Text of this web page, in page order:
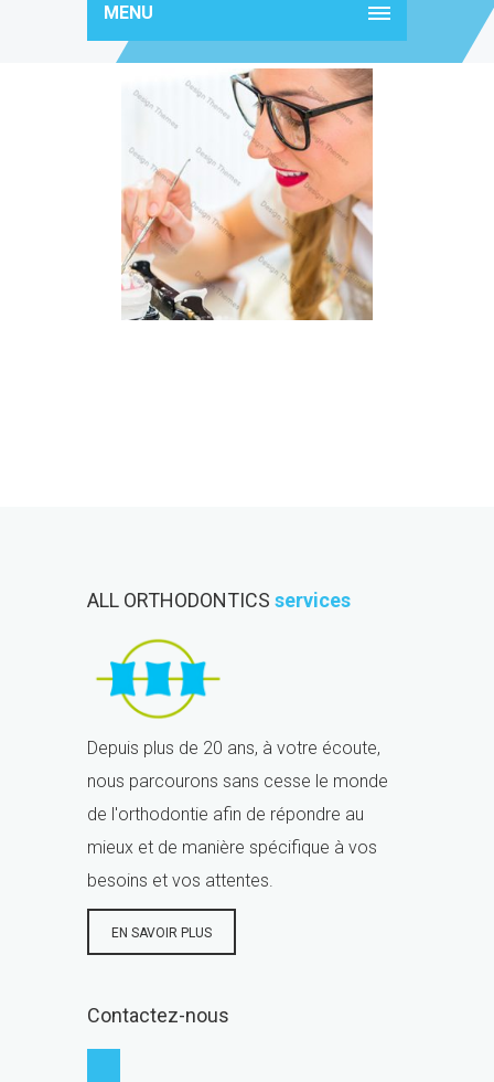
MENU
content4
ALL ORTHODONTICS services
Depuis plus de 20 ans, à votre écoute,
nous parcourons sans cesse le monde
de l'orthodontie afin de répondre au
mieux et de manière spécifique à vos
besoins et vos attentes.
EN SAVOIR PLUS
Contactez-nous